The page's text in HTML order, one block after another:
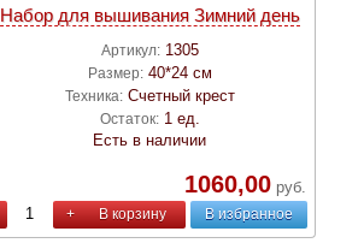
Набор для вышивания Зимний день
Артикул: 1305
Размер: 40*24 см
Техника: Счетный крест
Остаток: 1 ед.
Есть в наличии
1060,00руб.
+ В корзину В избранное